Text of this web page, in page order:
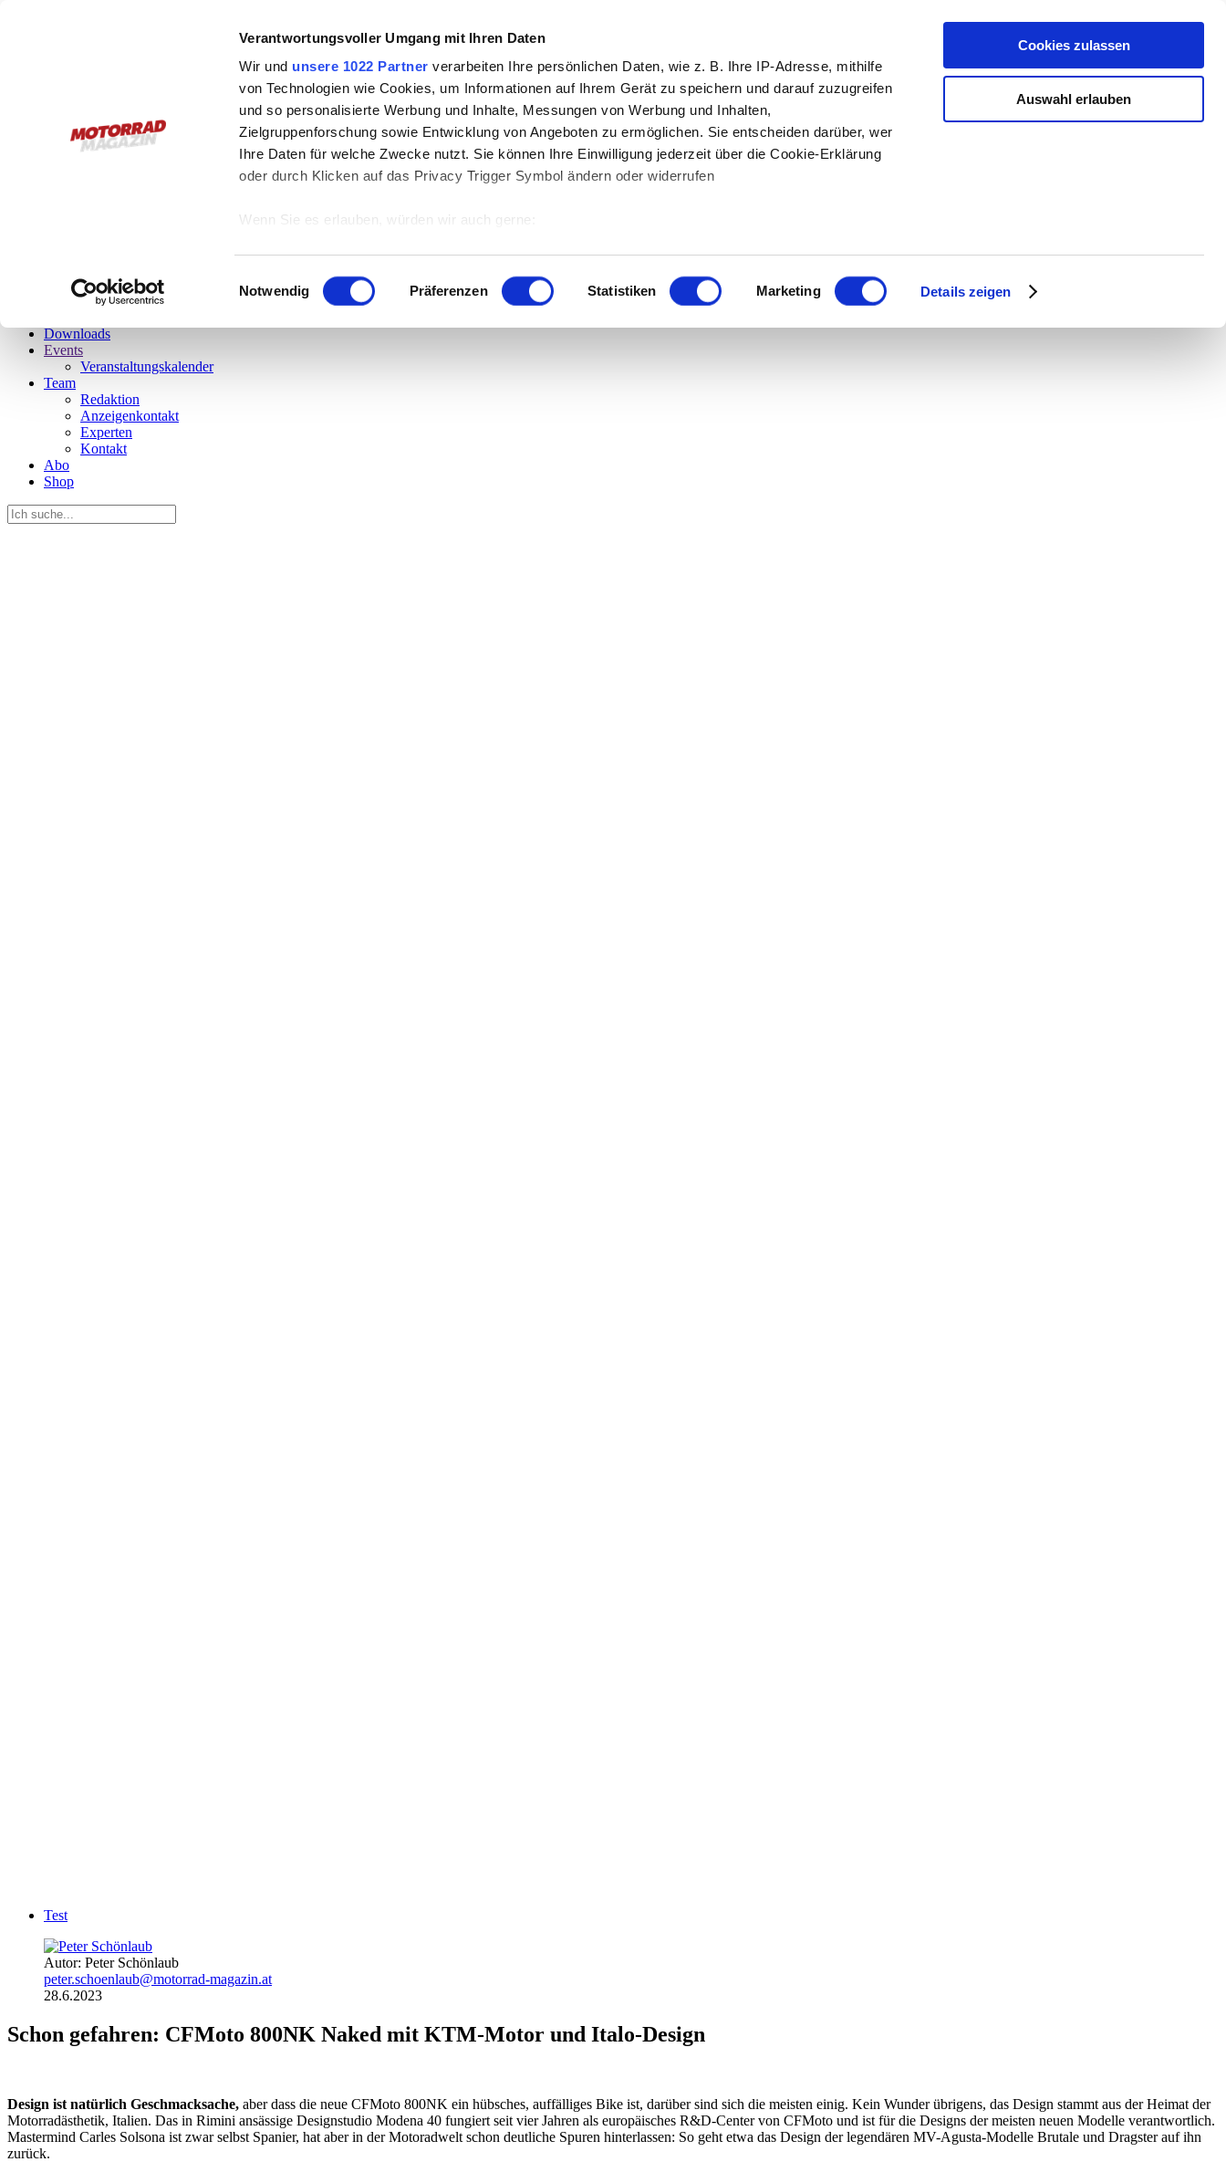
Verantwortungsvoller Umgang mit Ihren Daten
Wir und unsere 1022 Partner verarbeiten Ihre persönlichen Daten, wie z. B. Ihre IP-Adresse, mithilfe
von Technologien wie Cookies, um Informationen auf Ihrem Gerät zu speichern und darauf zuzugreifen
und so personalisierte Werbung und Inhalte, Messungen von Werbung und Inhalten,
Zielgruppenforschung sowie Entwicklung von Angeboten zu ermöglichen. Sie entscheiden darüber, wer
Ihre Daten für welche Zwecke nutzt. Sie können Ihre Einwilligung jederzeit über die Cookie-Erklärung
oder durch Klicken auf das Privacy Trigger Symbol ändern oder widerrufen
Wenn Sie es erlauben, würden wir auch gerne:
Ihr Gerät durch aktives Scannen nach bestimmten Merkmalen (Fingerprinting) identifizieren
Einwilligungsauswahl
Notwendig Präferenzen Statistiken Marketing Details zeigen
Cookies zulassen
Auswahl erlauben
Bitte, gerne!Einfach auf das Vorschaubild klicken und schon startet der Download.
Stories
Fotos
Downloads
Events
Veranstaltungskalender
Team
Redaktion
Anzeigenkontakt
Experten
Kontakt
Abo
Shop
Test
Autor: Peter Schönlaub
peter.schoenlaub@motorrad-magazin.at
28.6.2023
Schon gefahren: CFMoto 800NK Naked mit KTM-Motor und Italo-Design
Design ist natürlich Geschmacksache, aber dass die neue CFMoto 800NK ein hübsches, auffälliges Bike ist, darüber sind sich die meisten einig. Kein Wunder übrigens, das Design stammt aus der Heimat der
Motorradästhetik, Italien. Das in Rimini ansässige Designstudio Modena 40 fungiert seit vier Jahren als europäisches R&D-Center von CFMoto und ist für die Designs der meisten neuen Modelle verantwortlich.
Mastermind Carles Solsona ist zwar selbst Spanier, hat aber in der Motoradwelt schon deutliche Spuren hinterlassen: So geht etwa das Design der legendären MV-Agusta-Modelle Brutale und Dragster auf ihn
zurück.